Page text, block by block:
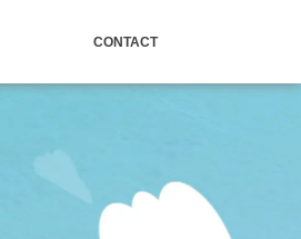
CONTACT